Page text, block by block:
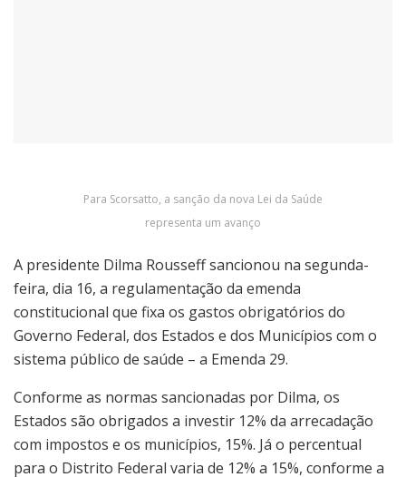
Para Scorsatto, a sanção da nova Lei da Saúde
representa um avanço
A presidente Dilma Rousseff sancionou na segunda-
feira, dia 16, a regulamentação da emenda
constitucional que fixa os gastos obrigatórios do
Governo Federal, dos Estados e dos Municípios com o
sistema público de saúde – a Emenda 29.
Conforme as normas sancionadas por Dilma, os
Estados são obrigados a investir 12% da arrecadação
com impostos e os municípios, 15%. Já o percentual
para o Distrito Federal varia de 12% a 15%, conforme a